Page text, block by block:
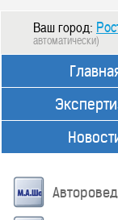
Ваш город:
автоматически)